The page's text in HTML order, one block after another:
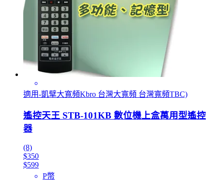
適用-凱擘大寬頻Kbro 台灣大寬頻 台灣寬頻TBC)
遙控天王 STB-101KB 數位機上盒萬用型遙控
器
(8)
$350
$599
P幣